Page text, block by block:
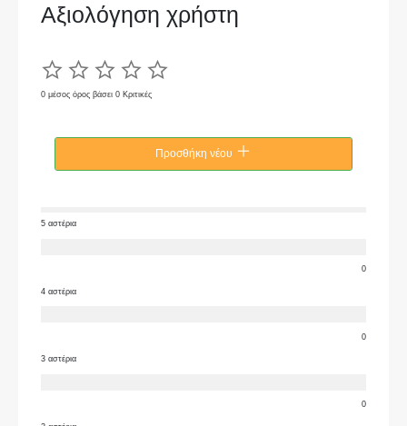
Αξιολόγηση χρήστη
0 μέσος όρος βάσει 0 Κριτικές
Προσθήκη νέου
5 αστέρια
0
4 αστέρια
0
3 αστέρια
0